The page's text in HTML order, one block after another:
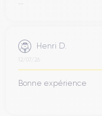
Henri D.
12/07/26
Bonne expérience